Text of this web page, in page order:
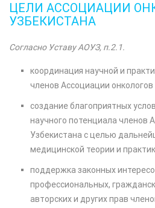
ЦЕЛИ АССОЦИАЦИИ
УЗБЕКИСТАНА
Согласно Уставу АОУЗ, п.2.1.
координация научной и
членов Ассоциации онкологов
создание благоприятных
научного потенциала членов
Узбекистана с целью
медицинской теории и
поддержка законных
профессиональных,
авторских и других прав